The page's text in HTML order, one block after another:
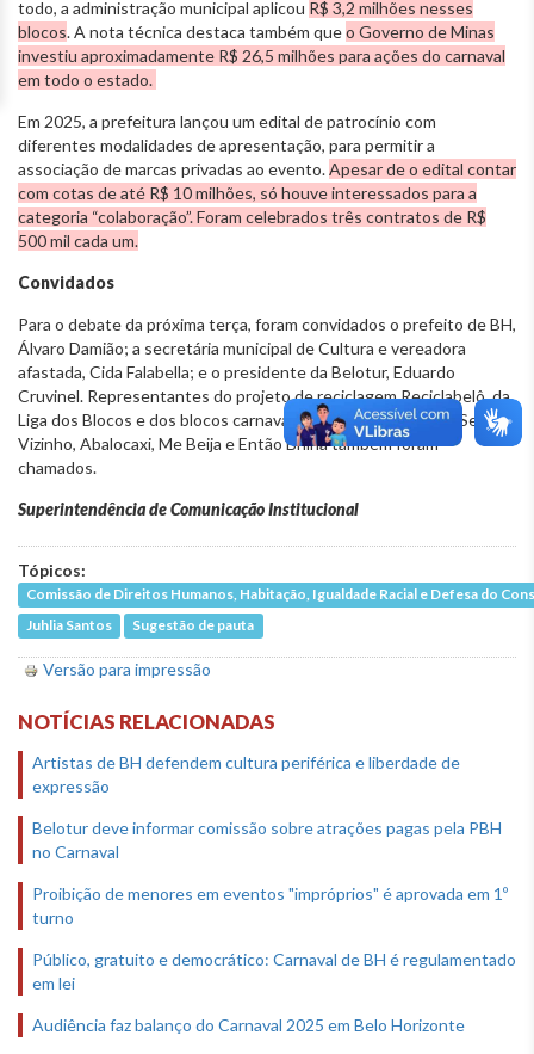
todo, a administração municipal aplicou R$ 3,2 milhões nesses
blocos. A nota técnica destaca também queo Governo de Minas
investiu aproximadamente R$ 26,5 milhões para ações do carnaval
em todo o estado.
Em 2025, a prefeitura lançou um edital de patrocínio com
diferentes modalidades de apresentação, para permitir a
associação de marcas privadas ao evento.Apesar de o edital contar
com cotas de até R$ 10 milhões, só houve interessados para a
categoria “colaboração”. Foram celebrados três contratos de R$
500 mil cada um.
Convidados
Para o debate da próxima terça, foram convidados o prefeito de BH,
Álvaro Damião; a secretária municipal de Cultura e vereadora
afastada, Cida Falabella; e o presidente da Belotur, Eduardo
Cruvinel. Representantes do projeto de reciclagem Reciclabelô, da
Liga dos Blocos e dos blocos carnavalescos Corte Devassa, Seu
Vizinho, Abalocaxi, Me Beija e Então Brilha também foram
chamados.
Superintendência de Comunicação Institucional
Tópicos:
Comissão de Direitos Humanos, Habitação, Igualdade Racial e Defesa do
Juhlia Santos
Sugestão de pauta
Versão para impressão
NOTÍCIAS RELACIONADAS
Artistas de BH defendem cultura periférica e liberdade de
expressão
Belotur deve informar comissão sobre atrações pagas pela PBH
no Carnaval
Proibição de menores em eventos "impróprios" é aprovada em 1º
turno
Público, gratuito e democrático: Carnaval de BH é regulamentado
em lei
Audiência faz balanço do Carnaval 2025 em Belo Horizonte